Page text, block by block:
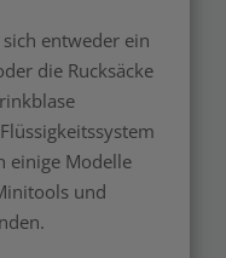
entweder ein
die Rucksäcke
einige Modelle
und